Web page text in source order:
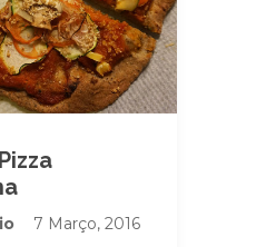
7 Março, 2016